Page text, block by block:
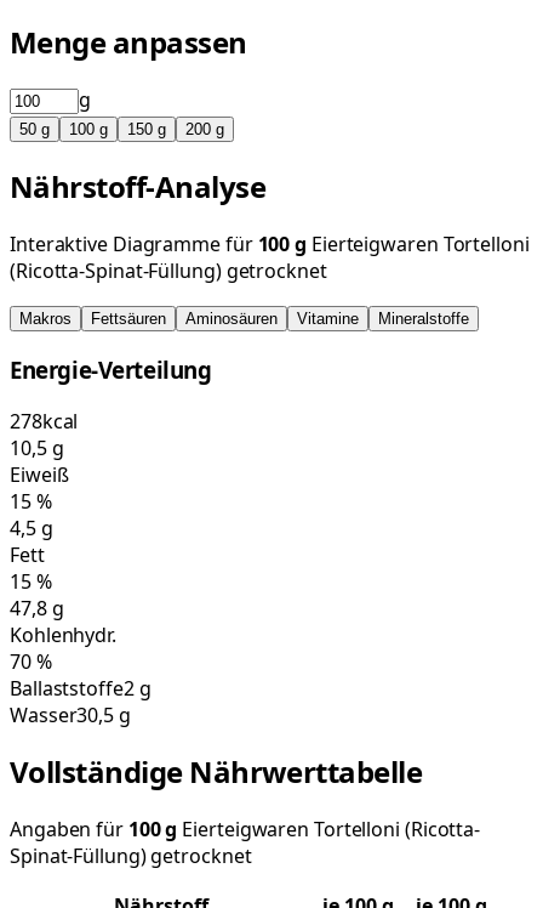
Menge anpassen
g
50 g 100 g 150 g 200 g
Nährstoff-Analyse
Interaktive Diagramme für 100g Eierteigwaren Tortelloni
(Ricotta-Spinat-Füllung) getrocknet
Makros Fettsäuren Aminosäuren Vitamine Mineralstoffe
Energie-Verteilung
278kcal
10,5g
Eiweiß
15%
4,5g
Fett
15%
47,8g
Kohlenhydr.
70%
Ballaststoffe2 g
Wasser30,5 g
Vollständige Nährwerttabelle
Angaben für 100g Eierteigwaren Tortelloni (Ricotta-
Spinat-Füllung) getrocknet